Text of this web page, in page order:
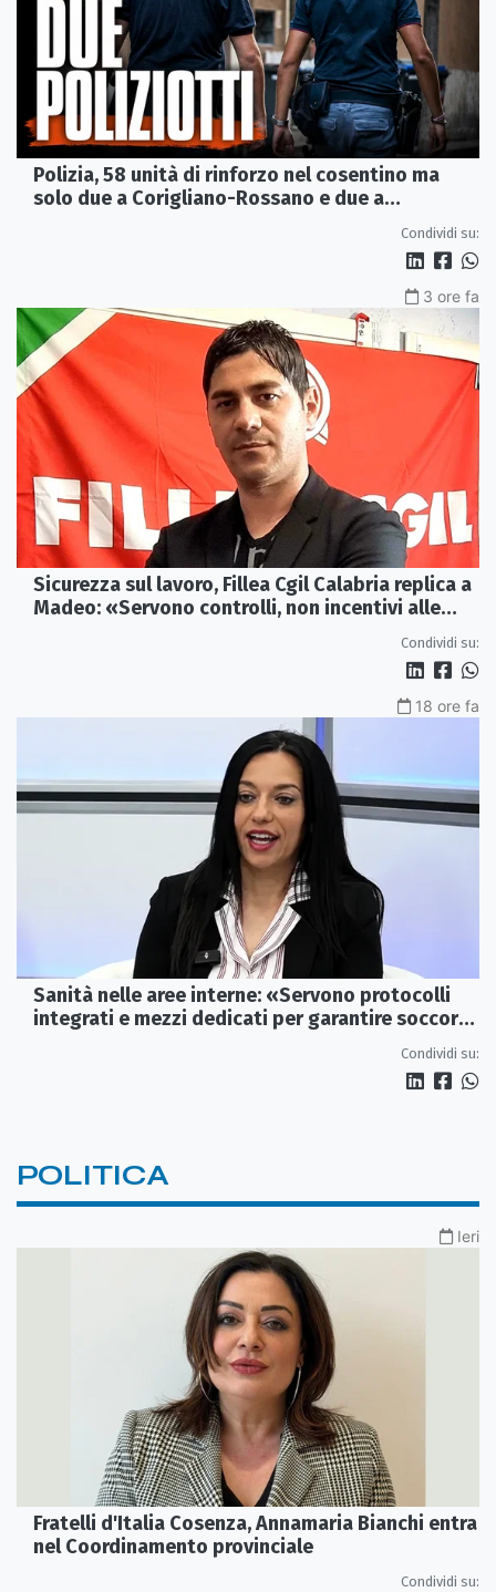
Polizia, 58 unità di rinforzo nel cosentino ma
solo due a Corigliano-Rossano e due a
Condividi su:
3 ore fa
Sicurezza sul lavoro, Fillea Cgil Calabria replica a
Madeo: «Servono controlli, non incentivi alle
Condividi su:
18 ore fa
Sanità nelle aree interne: «Servono protocolli
integrati e mezzi dedicati per garantire soccorsi
Condividi su:
POLITICA
Ieri
Fratelli d'Italia Cosenza, Annamaria Bianchi entra
nel Coordinamento provinciale
Condividi su: